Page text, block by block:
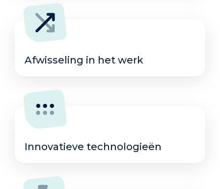
Afwisseling in het werk
Innovatieve technologieën